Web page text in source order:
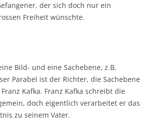
der sich doch nur ein
Freiheit wünschte.
Bild- und eine Sachebene, z.B.
Parabel ist der Richter, die Sachebene
Kafka. Franz Kafka schreibt die
doch eigentlich verarbeitet er das
zu seinem Vater.